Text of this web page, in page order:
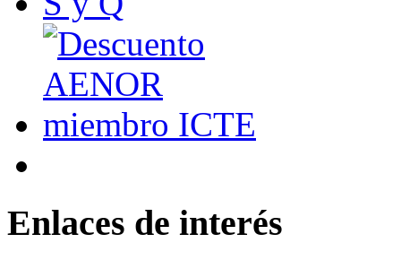
Enlaces de interés